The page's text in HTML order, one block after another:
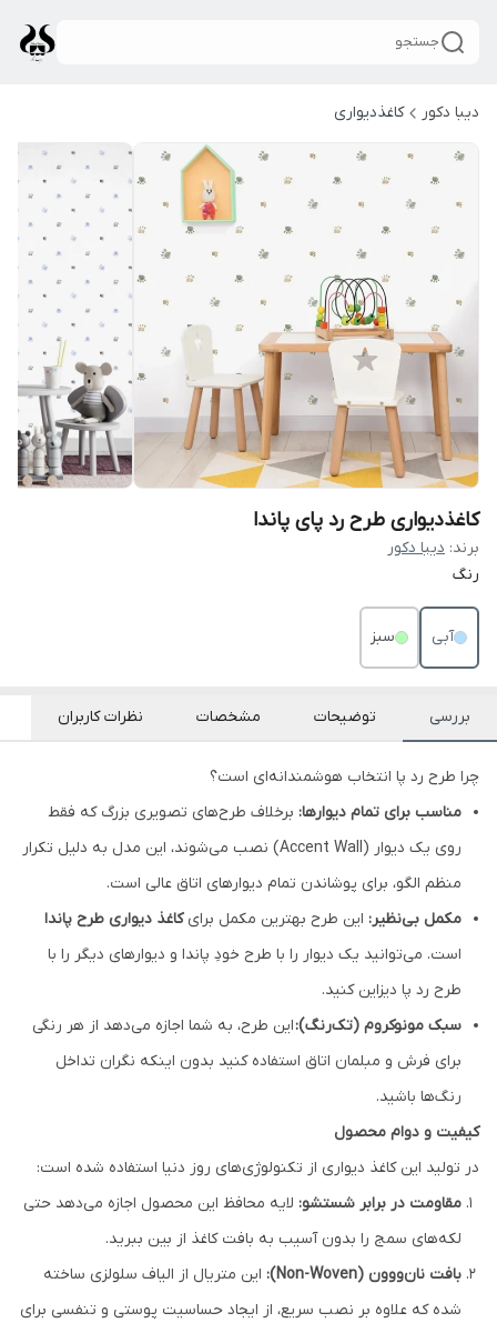
جستجو
دیبا دکور کاغذدیواری
کاغذدیواری طرح رد پای پاندا
برند: دیبا دکور
رنگ
آبی سبز
بررسی توضیحات مشخصات نظرات کاربران
چرا طرح رد پا انتخاب هوشمندانه‌ای است؟
مناسب برای تمام دیوارها: برخلاف طرح‌های تصویری بزرگ که فقط
روی یک دیوار (Accent Wall) نصب می‌شوند، این مدل به دلیل تکرار
منظم الگو، برای پوشاندن تمام دیوارهای اتاق عالی است.
مکمل بی‌نظیر: این طرح بهترین مکمل برایکاغذ دیواری طرح پاندا
است. می‌توانید یک دیوار را با طرح خودِ پاندا و دیوارهای دیگر را با
طرح رد پا دیزاین کنید.
سبک مونوکروم (تک‌رنگ):این طرح، به شما اجازه می‌دهد از هر رنگی
برای فرش و مبلمان اتاق استفاده کنید بدون اینکه نگران تداخل
رنگ‌ها باشید.
کیفیت و دوام محصول
در تولید این کاغذ دیواری از تکنولوژی‌های روز دنیا استفاده شده است:
مقاومت در برابر شستشو: لایه محافظ این محصول اجازه می‌دهد حتی
لکه‌های سمج را بدون آسیب به بافت کاغذ از بین ببرید.
بافت نان‌ووون (Non-Woven):
این متریال از الیاف سلولزی ساخته
شده که علاوه بر نصب سریع، از ایجاد حساسیت پوستی و تنفسی برای